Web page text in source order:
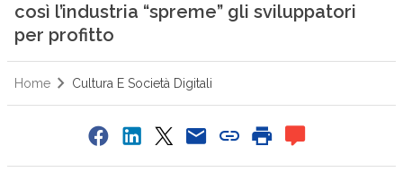
così l’industria “spreme” gli sviluppatori
per profitto
Home Cultura E Società Digitali